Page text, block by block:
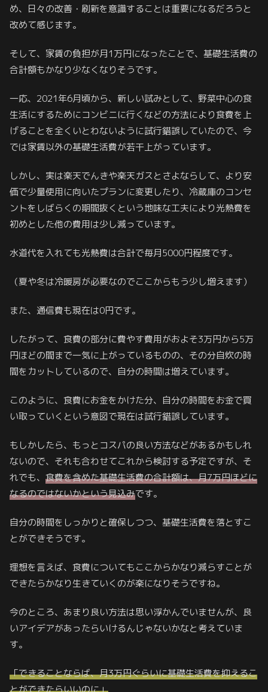
め、日々の改善・刷新を意識することは重要になるだろうと
改めて感じます。
そして、家賃の負担が月1万円になったことで、基礎生活費の
合計額もかなり少なくなりそうです。
一応、2021年6月頃から、新しい試みとして、野菜中心の食
生活にするためにコンビニに行くなどの方法により食費を上
げることを全くいとわないように試行錯誤していたので、今
では家賃以外の基礎生活費が若干上がっています。
しかし、実は楽天でんきや楽天ガスとさよならして、より安
価で少量使用に向いたプランに変更したり、冷蔵庫のコンセ
ントをしばらくの期間抜くという地味な工夫により光熱費を
初めとした他の費用は少し減っています。
水道代を入れても光熱費は合計で毎月5000円程度です。
（夏や冬は冷暖房が必要なのでここからもう少し増えます）
また、通信費も現在は0円です。
したがって、食費の部分に費やす費用がおよそ3万円から5万
円ほどの間まで一気に上がっているものの、その分自炊の時
間をカットしているので、自分の時間は増えています。
このように、食費にお金をかけた分、自分の時間をお金で買
い取っていくという意図で現在は試行錯誤しています。
もしかしたら、もっとコスパの良い方法などがあるかもしれ
ないので、それも合わせてこれから検討する予定ですが、そ
れでも、 食費を含めた基礎生活費の合計額は、月7万円ほどに
なるのではないかという見込みです。
自分の時間をしっかりと確保しつつ、基礎生活費を落とすこ
とができそうです。
理想を言えば、食費についてもここからかなり減らすことが
できたらかなり生きていくのが楽になりそうですね。
今のところ、あまり良い方法は思い浮かんでいませんが、良
いアイデアがあったらいけるんじゃないかなと考えていま
す。
「できることならば、月3万円ぐらいに基礎生活費を抑えるこ